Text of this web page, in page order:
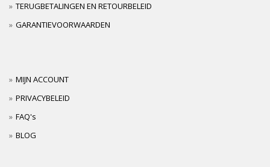
TERUGBETALINGEN EN RETOURBELEID
GARANTIEVOORWAARDEN
MIJN ACCOUNT
PRIVACYBELEID
FAQ's
BLOG